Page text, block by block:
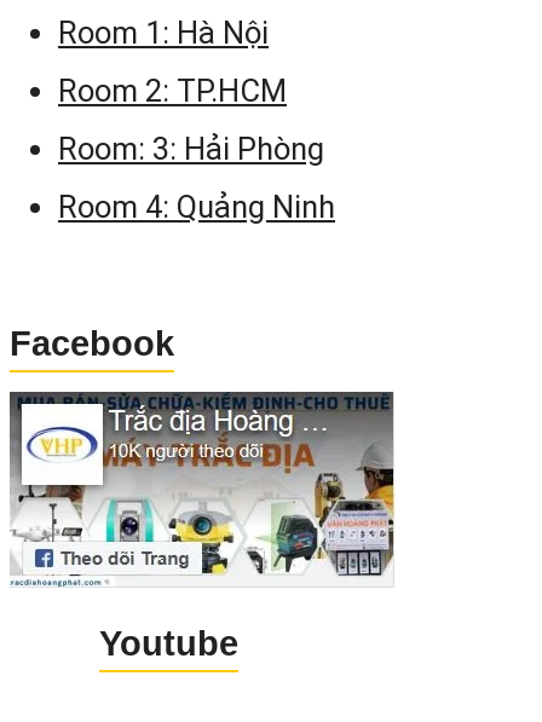
Room 1: Hà Nội
Room 2: TP.HCM
Room: 3: Hải Phòng
Room 4: Quảng Ninh
Facebook
Youtube